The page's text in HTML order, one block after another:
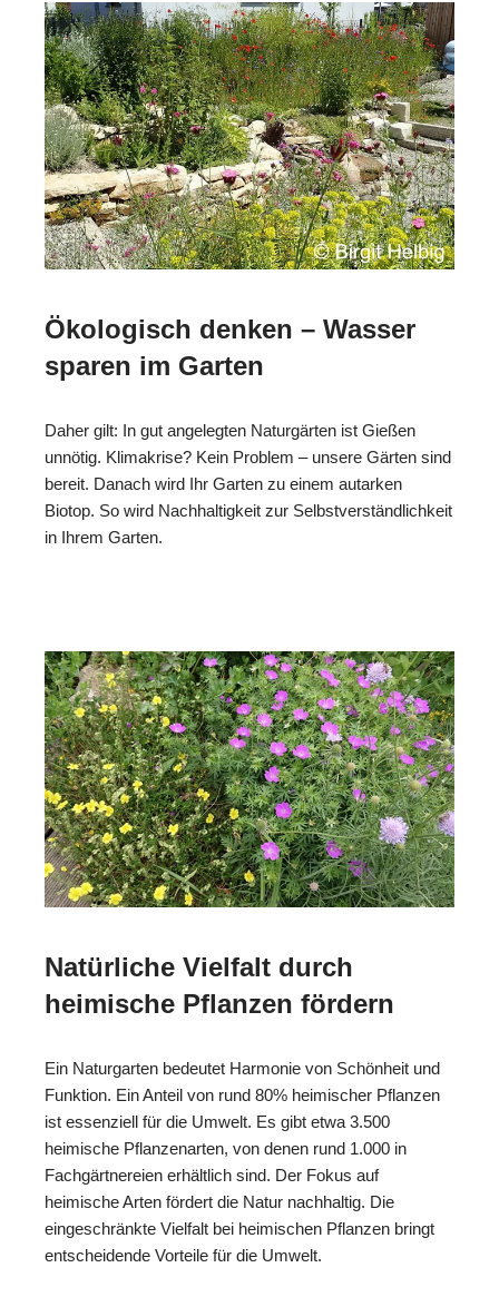
Ökologisch denken – Wasser
sparen im Garten
Daher gilt: In gut angelegten Naturgärten ist Gießen
unnötig. Klimakrise? Kein Problem – unsere Gärten sind
bereit. Danach wird Ihr Garten zu einem autarken
Biotop. So wird Nachhaltigkeit zur Selbstverständlichkeit
in Ihrem Garten.
Natürliche Vielfalt durch
heimische Pflanzen fördern
Ein Naturgarten bedeutet Harmonie von Schönheit und
Funktion. Ein Anteil von rund 80% heimischer Pflanzen
ist essenziell für die Umwelt. Es gibt etwa 3.500
heimische Pflanzenarten, von denen rund 1.000 in
Fachgärtnereien erhältlich sind. Der Fokus auf
heimische Arten fördert die Natur nachhaltig. Die
eingeschränkte Vielfalt bei heimischen Pflanzen bringt
entscheidende Vorteile für die Umwelt.